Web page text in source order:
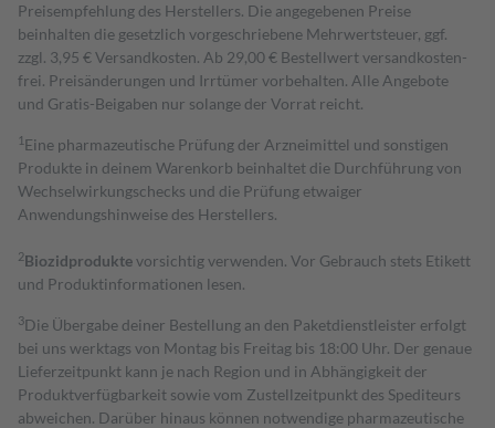
Preisempfehlung des Herstellers. Die angegebenen Preise
beinhalten die gesetzlich vorgeschriebene Mehrwertsteuer, ggf.
zzgl. 3,95 € Versandkosten. Ab 29,00 € Bestell­wert versand­kosten­
frei. Preisänderungen und Irrtümer vorbehalten. Alle Angebote
und Gratis-Beigaben nur solange der Vorrat reicht.
1 Eine pharmazeutische Prüfung der Arzneimittel und sonstigen
Produkte in deinem Warenkorb beinhaltet die Durchführung von
Wechselwirkungschecks und die Prüfung etwaiger
Anwendungshinweise des Herstellers.
2Biozidproduktevorsichtig verwenden. Vor Gebrauch stets Etikett
und Produktinformationen lesen.
3Die Übergabe deiner Bestellung an den Paketdienstleister erfolgt
bei uns werktags von Montag bis Freitag bis 18:00 Uhr. Der genaue
Lieferzeitpunkt kann je nach Region und in Abhängigkeit der
Produktverfügbarkeit sowie vom Zustellzeitpunkt des Spediteurs
abweichen. Darüber hinaus können notwendige pharmazeutische